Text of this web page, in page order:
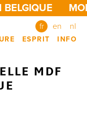
fr en nl
ESPRIT INFO
MDF